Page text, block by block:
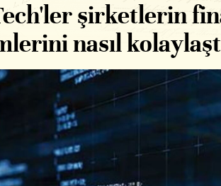
şirketlerin
nasıl